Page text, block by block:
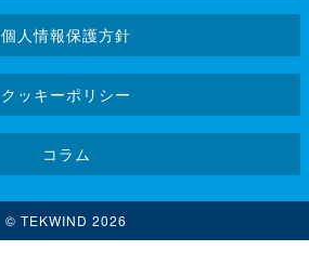
個人情報保護方針
クッキーポリシー
コラム
© TEKWIND 2026